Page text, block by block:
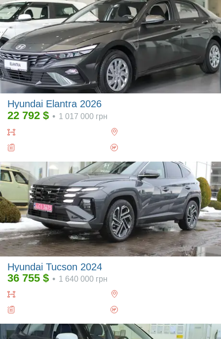
Hyundai Elantra 2026
22 792 $ • 1 017 000 грн
Hyundai Tucson 2024
36 755 $ • 1 640 000 грн